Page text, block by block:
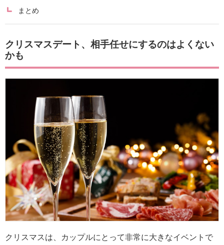
まとめ
クリスマスデート、相手任せにするのはよくない
かも
クリスマスは、カップルにとって非常に大きなイベントで